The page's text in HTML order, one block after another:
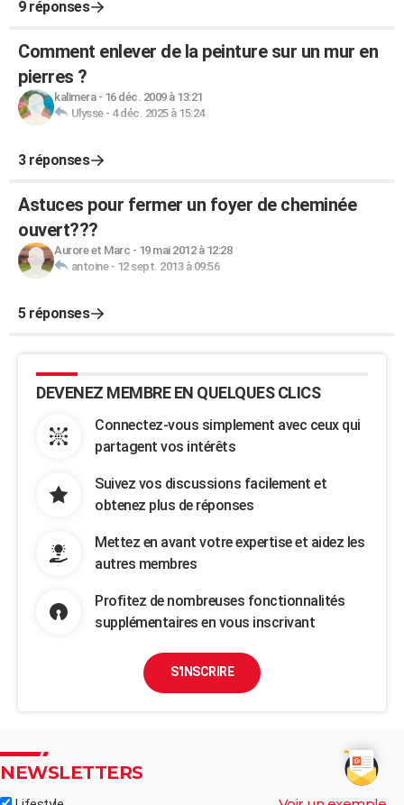
9 réponses
Comment enlever de la peinture sur un mur en
pierres ?
kalimera- 16 déc. 2009 à 13:21
Ulysse- 4 déc. 2025 à 15:24
3 réponses
Astuces pour fermer un foyer de cheminée
ouvert???
Aurore et Marc - 19 mai 2012 à 12:28
antoine- 12 sept. 2013 à 09:56
5 réponses
DEVENEZ MEMBRE EN QUELQUES CLICS
Connectez-vous simplement avec ceux qui
partagent vos intérêts
Suivez vos discussions facilement et
obtenez plus de réponses
Mettez en avant votre expertise et aidez les
autres membres
Profitez de nombreuses fonctionnalités
supplémentaires en vous inscrivant
S'INSCRIRE
NEWSLETTERS